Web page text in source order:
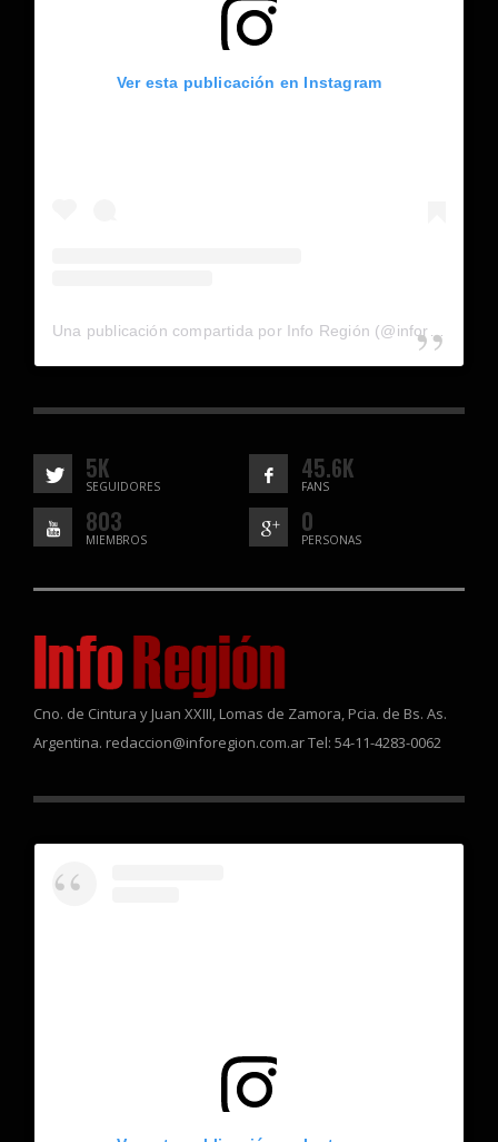
Ver esta publicación en Instagram
Una publicación compartida por Info Región (@inforegion_redes)
5K
SEGUIDORES
45.6K
FANS
803
MIEMBROS
0
PERSONAS
Cno. de Cintura y Juan XXIII, Lomas de Zamora, Pcia. de Bs. As.
Argentina. redaccion@inforegion.com.ar Tel: 54-11-4283-0062